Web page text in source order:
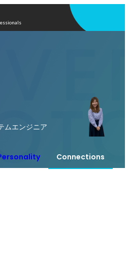
ムエンジニア
Connections